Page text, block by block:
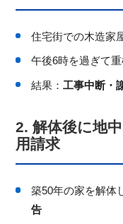
住宅街での木造家
午後6時を過ぎて
結果：工事中断・
2. 解体後に地
用請求
築50年の家を解体
告